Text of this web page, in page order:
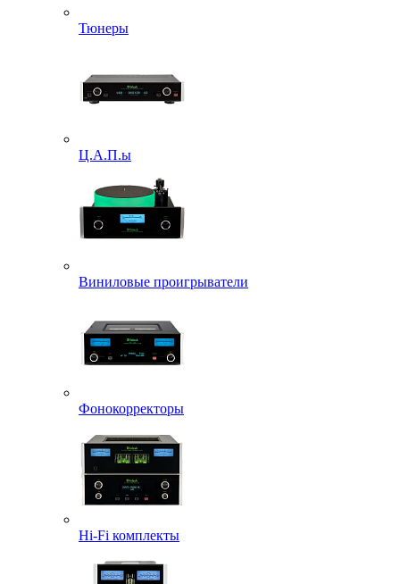
Тюнеры
Ц.А.П.ы
Виниловые проигрыватели
Фонокорректоры
Hi-Fi комплекты